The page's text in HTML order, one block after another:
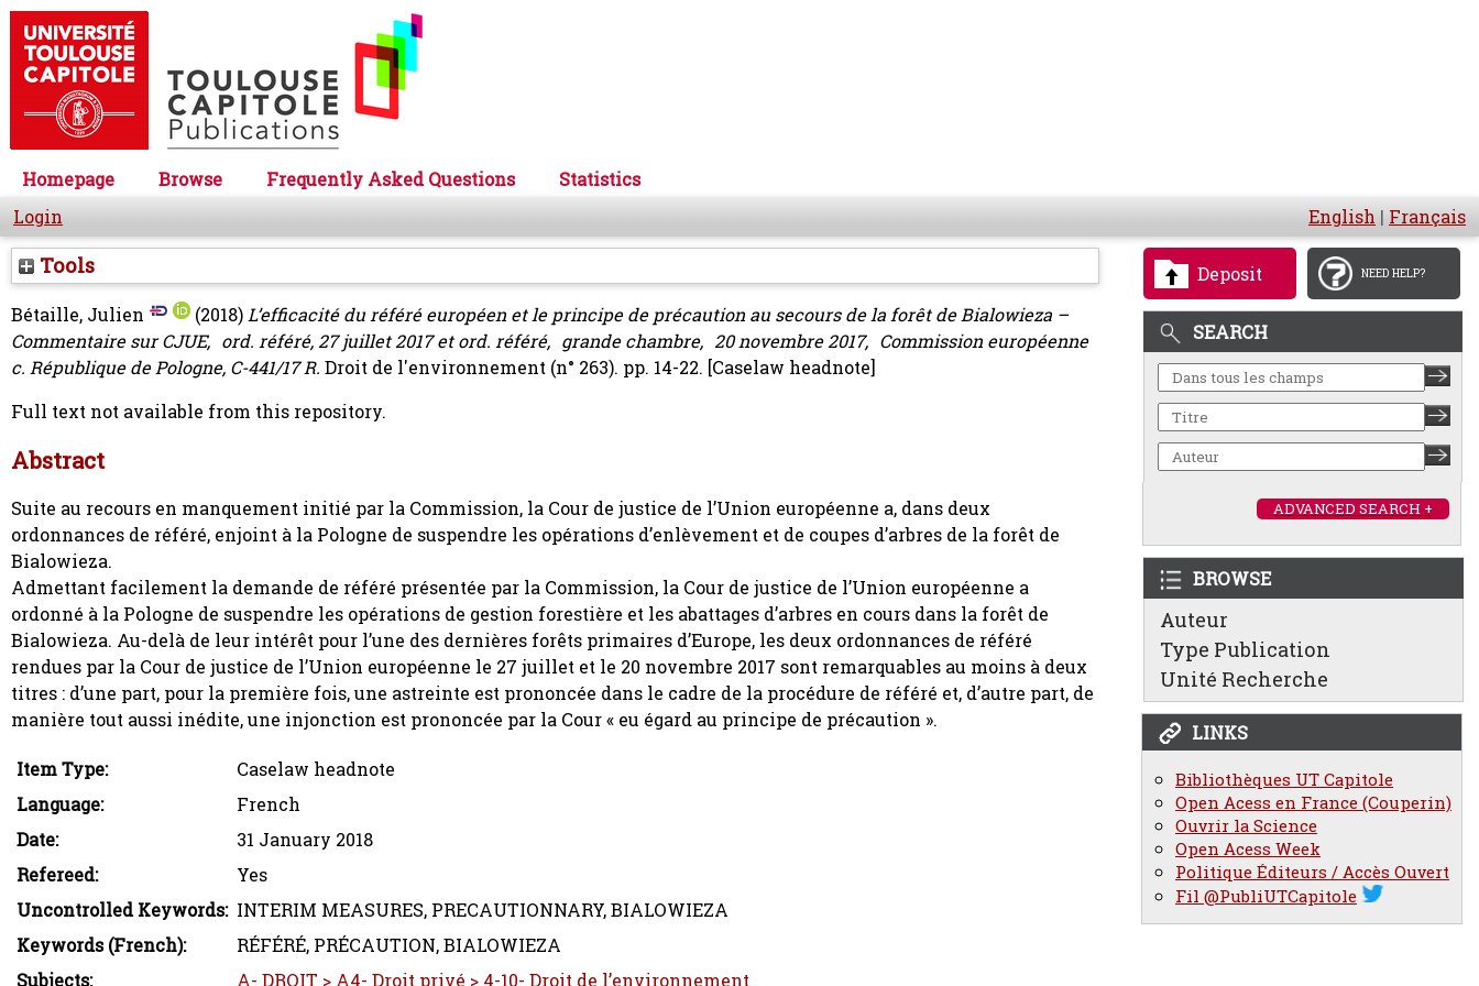
Homepage Browse Frequently Asked Questions
Statistics
Login
English | Français
Deposit NEED HELP?
SEARCH
ADVANCED SEARCH +
BROWSE
Auteur
Type Publication
Unité Recherche
LINKS
Bibliothèques UT Capitole
Open Acess en France (Couperin)
Ouvrir la Science
Open Acess Week
Politique Éditeurs / Accès Ouvert
Fil @PubliUTCapitole
Tools
Bétaille, Julien (2018)L’efficacité du référé européen et le principe de précaution au secours de la forêt de Bialowieza –
Commentaire sur CJUE, ord. référé, 27 juillet 2017 et ord. référé, grande chambre, 20 novembre 2017, Commission européenne
c. République de Pologne, C-441/17 R. Droit de l'environnement (n° 263). pp. 14-22. [Caselaw headnote]
Full text not available from this repository.
Abstract
Suite au recours en manquement initié par la Commission, la Cour de justice de l’Union européenne a, dans deux
ordonnances de référé, enjoint à la Pologne de suspendre les opérations d’enlèvement et de coupes d’arbres de la forêt de
Bialowieza.
Admettant facilement la demande de référé présentée par la Commission, la Cour de justice de l’Union européenne a
ordonné à la Pologne de suspendre les opérations de gestion forestière et les abattages d’arbres en cours dans la forêt de
Bialowieza. Au-delà de leur intérêt pour l’une des dernières forêts primaires d’Europe, les deux ordonnances de référé
rendues par la Cour de justice de l’Union européenne le 27 juillet et le 20 novembre 2017 sont remarquables au moins à deux
titres : d’une part, pour la première fois, une astreinte est prononcée dans le cadre de la procédure de référé et, d’autre part, de
manière tout aussi inédite, une injonction est prononcée par la Cour « eu égard au principe de précaution ».
Item Type:
Caselaw headnote
Language:
French
Date:
31 January 2018
Refereed:
Yes
Uncontrolled Keywords: INTERIM MEASURES, PRECAUTIONNARY, BIALOWIEZA
Keywords (French):
RÉFÉRÉ, PRÉCAUTION, BIALOWIEZA
Subjects:
A- DROIT > A4- Droit privé > 4-10- Droit de l’environnement